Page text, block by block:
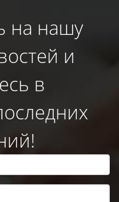
на нашу
и
в